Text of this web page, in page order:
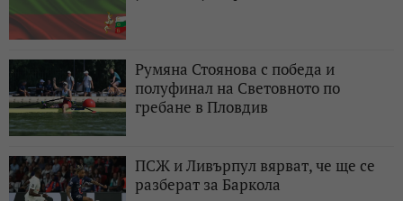
Румяна Стоянова с победа и
полуфинал на Световното по
гребане в Пловдив
ПСЖ и Ливърпул вярват, че ще се
разберат за Баркола